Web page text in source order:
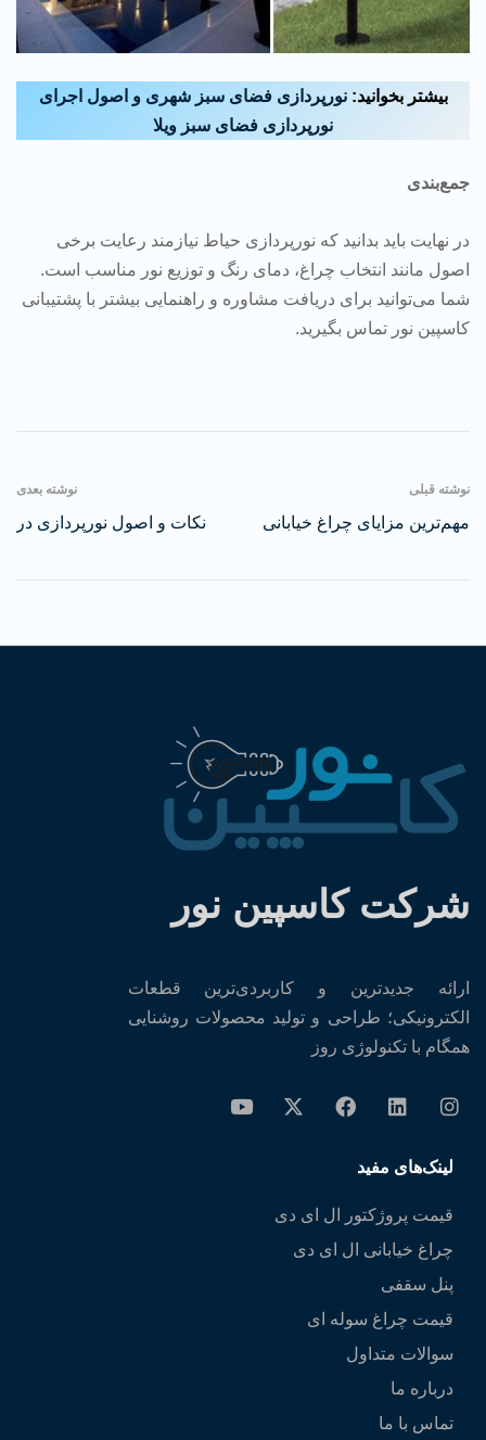
بیشتر بخوانید:نورپردازی فضای سبز شهری و اصول اجرای
نورپردازی فضای سبز ویلا
جمع‌بندی
در نهایت باید بدانید که نورپردازی حیاط نیازمند رعایت برخی
اصول مانند انتخاب چراغ، دمای رنگ و توزیع نور مناسب است.
شما می‌توانید برای دریافت مشاوره و راهنمایی بیشتر با پشتیبانی
کاسپین نور تماس بگیرید.
نوشته قبلی
مهم‌ترین مزایای چراغ خیابانی
نوشته بعدی
نکات و اصول نورپردازی در
شرکت کاسپین نور
ارائه جدیدترین و کاربردی‌ترین قطعات
الکترونیکی؛ طراحی و تولید محصولات روشنایی
همگام با تکنولوژی روز
لینک‌های مفید
قیمت پروژکتور ال ای دی
چراغ خیابانی ال ای دی
پنل سقفی
قیمت چراغ سوله ای
سوالات متداول
درباره ما
تماس با ما